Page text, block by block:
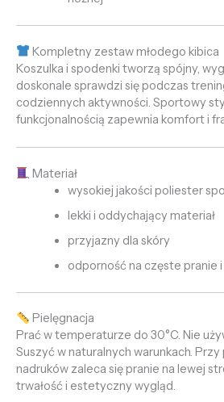
Kompletny zestaw młodego kibica
Koszulka i spodenki tworzą spójny,
doskonale sprawdzi się podczas
codziennych aktywności. Sportowy
funkcjonalnością zapewnia komfort i
Materiał
wysokiej jakości poliester
lekki i oddychający materiał
przyjazny dla skóry
odporność na częste pranie
Pielęgnacja
Prać w temperaturze do 30°C. Nie
Suszyć w naturalnych warunkach.
nadruków zaleca się pranie na lewej
trwałość i estetyczny wygląd.